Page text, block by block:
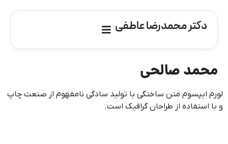
دکتر محمدرضا عاطفی
محمد صالحی
لورم ایپسوم متن ساختگی با تولید سادگی نامفهوم از صنعت چاپ
و با استفاده از طراحان گرافیک است.